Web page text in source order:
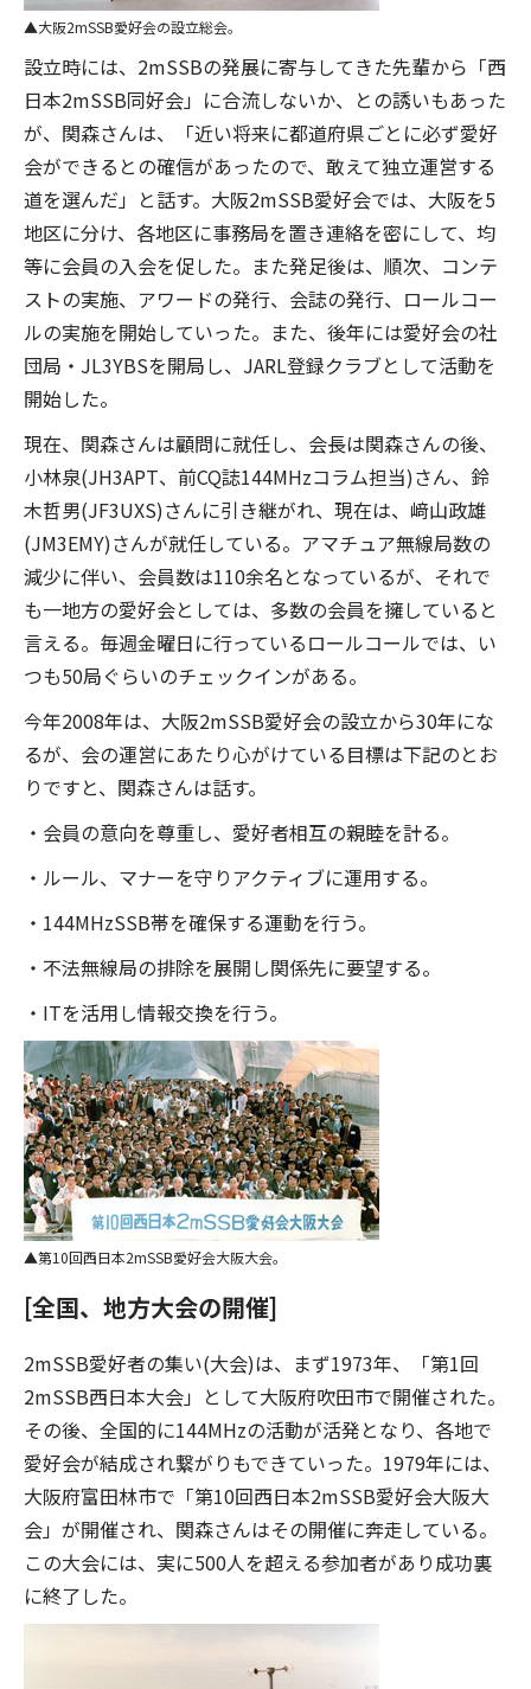
大阪2mSSB愛好会の設立総会。
設立時には、2mSSBの発展に寄与してきた先輩から「西
日本2mSSB同好会」に合流しないか、との誘いもあった
が、関森さんは、「近い将来に都道府県ごとに必ず愛好
会ができるとの確信があったので、敢えて独立運営する
道を選んだ」と話す。大阪2mSSB愛好会では、大阪を5
地区に分け、各地区に事務局を置き連絡を密にして、均
等に会員の入会を促した。また発足後は、順次、コンテ
ストの実施、アワードの発行、会誌の発行、ロールコー
ルの実施を開始していった。また、後年には愛好会の社
団局・JL3YBSを開局し、JARL登録クラブとして活動を
開始した。
現在、関森さんは顧問に就任し、会長は関森さんの後、
小林泉(JH3APT、前CQ誌144MHzコラム担当)さん、鈴
木哲男(JF3UXS)さんに引き継がれ、現在は、﨑山政雄
(JM3EMY)さんが就任している。アマチュア無線局数の
減少に伴い、会員数は110余名となっているが、それで
も一地方の愛好会としては、多数の会員を擁していると
言える。毎週金曜日に行っているロールコールでは、い
つも50局ぐらいのチェックインがある。
今年2008年は、大阪2mSSB愛好会の設立から30年にな
るが、会の運営にあたり心がけている目標は下記のとお
りですと、関森さんは話す。
・会員の意向を尊重し、愛好者相互の親睦を計る。
・ルール、マナーを守りアクティブに運用する。
・144MHzSSB帯を確保する運動を行う。
・不法無線局の排除を展開し関係先に要望する。
・ITを活用し情報交換を行う。
第10回西日本2mSSB愛好会大阪大会。
[全国、地方大会の開催]
2mSSB愛好者の集い(大会)は、まず1973年、「第1回
2mSSB西日本大会」として大阪府吹田市で開催された。
その後、全国的に144MHzの活動が活発となり、各地で
愛好会が結成され繋がりもできていった。1979年には、
大阪府富田林市で「第10回西日本2mSSB愛好会大阪大
会」が開催され、関森さんはその開催に奔走している。
この大会には、実に500人を超える参加者があり成功裏
に終了した。